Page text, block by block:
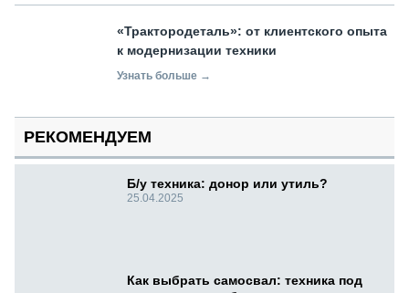
«Трактородеталь»: от клиентского опыта
к модернизации техники
Узнать больше →
РЕКОМЕНДУЕМ
Б/у техника: донор или утиль?
25.04.2025
Как выбрать самосвал: техника под